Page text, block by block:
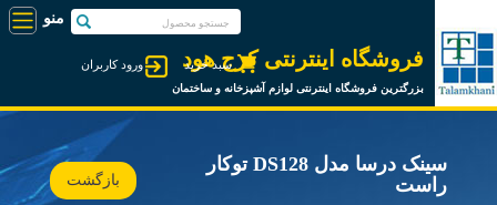
فروشگاه اینترنتی کرج هود
بزرگترین فروشگاه اینترنتی لوازم آشپزخانه و ساختمان
ورود کاربران سبد خرید
سینک درسا مدل DS128 توکار
راست
بازگشت